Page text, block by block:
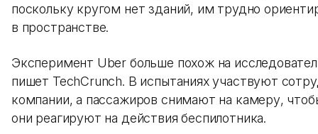
поскольку кругом нет зданий, им трудно
в пространстве.
Эксперимент Uber больше похож на
пишет TechCrunch. В испытаниях участвуют
компании, а пассажиров снимают на камеру,
они реагируют на действия беспилотника.